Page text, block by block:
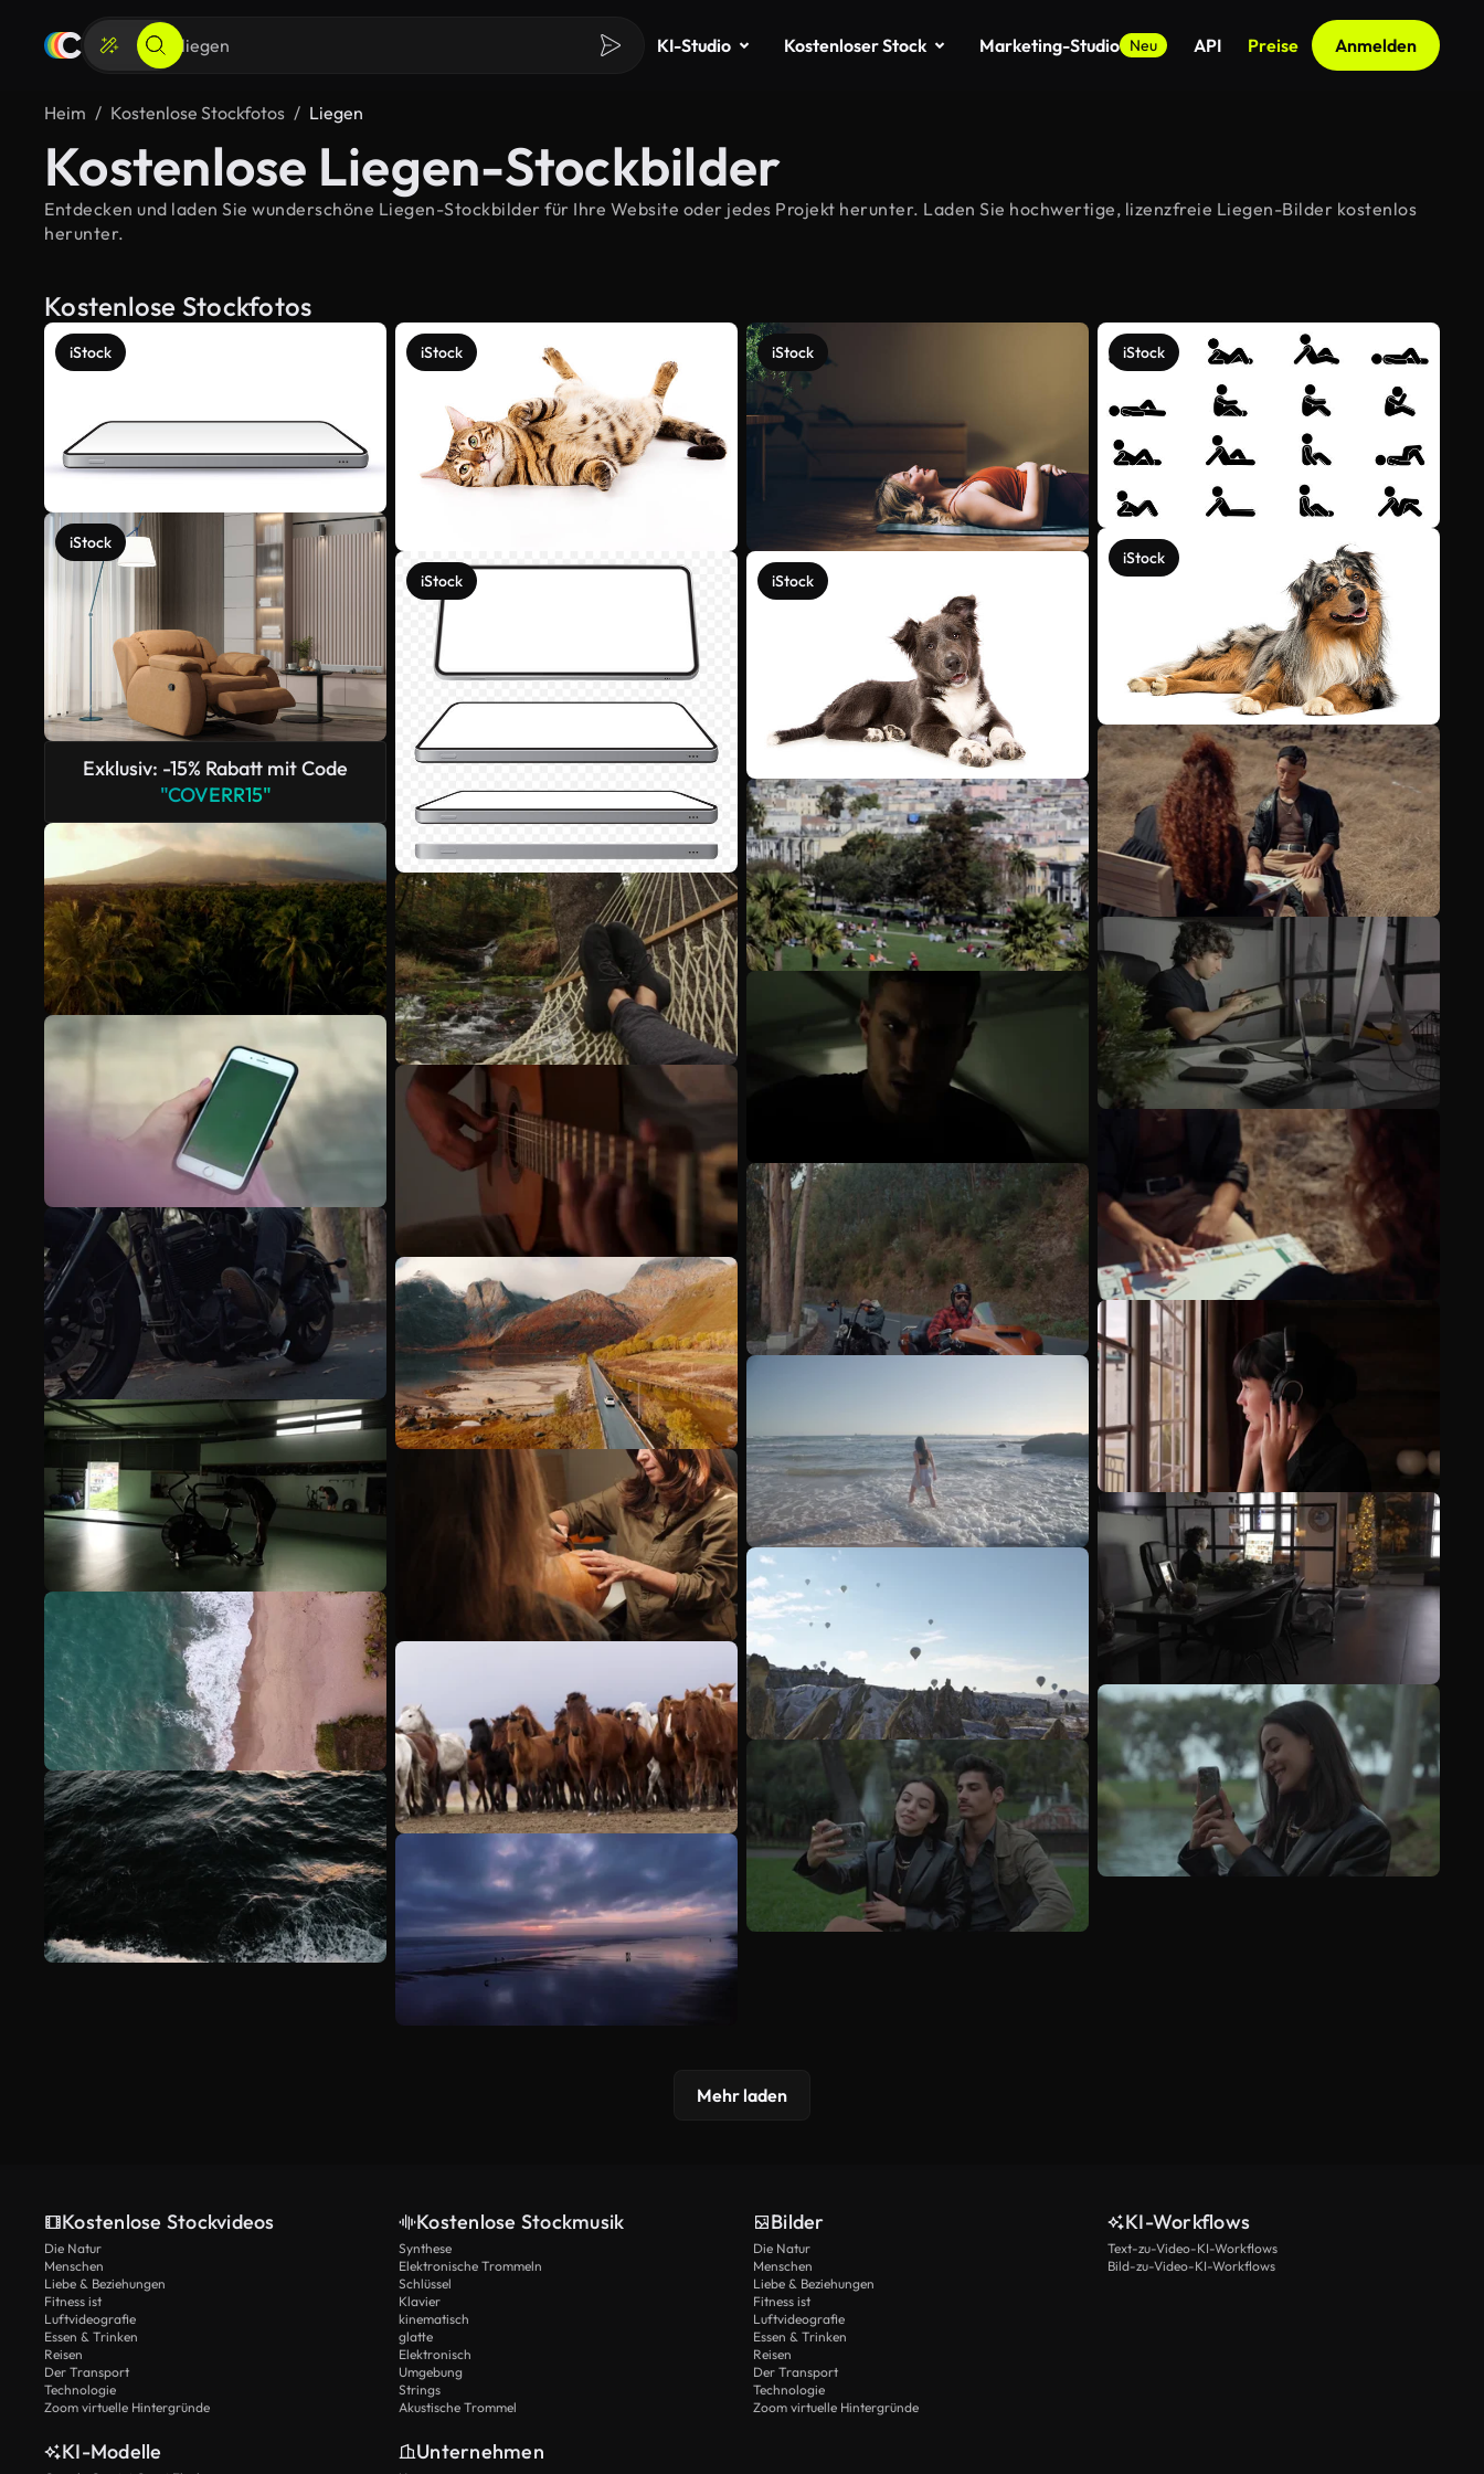
KI-Studio Kostenloser Stock Marketing-Studio Neu API Preise Anmelden
Heim Kostenlose Stockfotos Liegen
Kostenlose Liegen-Stockbilder
Entdecken und laden Sie wunderschöne Liegen-Stockbilder für Ihre Website oder jedes Projekt herunter. Laden Sie hochwertige, lizenzfreie Liegen-Bilder kostenlos
herunter.
Kostenlose Stockfotos
iStock
iStock
Exklusiv: -15% Rabatt mit Code
"COVERR15"
iStock
iStock
iStock
iStock
iStock
iStock
Mehr anzeigen
Mehr laden
Kostenlose Stockvideos
Die Natur
Menschen
Liebe & Beziehungen
Fitness ist
Luftvideografie
Essen & Trinken
Reisen
Der Transport
Technologie
Zoom virtuelle Hintergründe
Kostenlose Stockmusik
Synthese
Elektronische Trommeln
Schlüssel
Klavier
kinematisch
glatte
Elektronisch
Umgebung
Strings
Akustische Trommel
Bilder
Die Natur
Menschen
Liebe & Beziehungen
Fitness ist
Luftvideografie
Essen & Trinken
Reisen
Der Transport
Technologie
Zoom virtuelle Hintergründe
KI-Workflows
Text-zu-Video-KI-Workflows
Bild-zu-Video-KI-Workflows
KI-Modelle Unternehmen